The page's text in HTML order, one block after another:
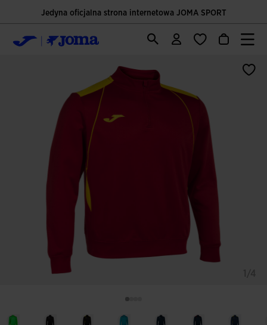
Jedyna oficjalna strona internetowa JOMA SPORT